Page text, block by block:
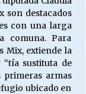
a 135 años. “La
(Salvar
son destacados
con una larga
comuna. Para
Mix, extiende la
sustituta de
armas
ubicado en